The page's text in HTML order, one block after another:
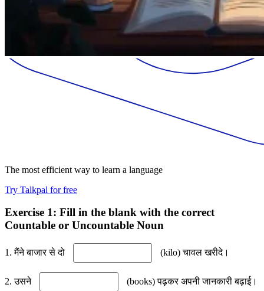
The most efficient way to learn a language
Try Talkpal for free
Exercise 1: Fill in the blank with the correct
Countable or Uncountable Noun
1. मैंने बाजार से दो (kilo) चावल खरीदे।
2. उसने (books) पढ़कर अपनी जानकारी बढ़ाई।